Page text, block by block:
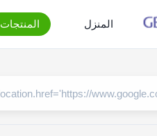
المنزل المنتجات